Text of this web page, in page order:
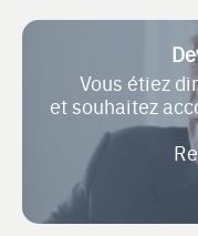
Vous étiez
et souhaitez